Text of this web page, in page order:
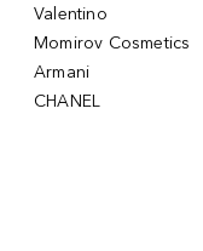
Valentino
Momirov Cosmetics
Armani
CHANEL